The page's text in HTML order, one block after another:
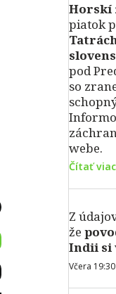
Horskí
piatok
pod
so
webe.
Čítať viac
Z
že
Indii si
Včera 19:30